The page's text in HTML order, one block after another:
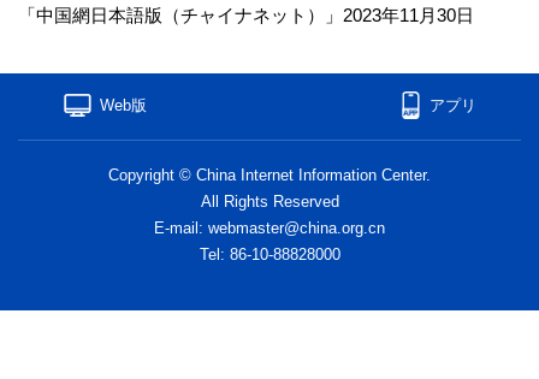
「中国網日本語版（チャイナネット）」2023年11月30日
Web版 アプリ
Copyright © China Internet Information Center.
All Rights Reserved
E-mail: webmaster@china.org.cn
Tel: 86-10-88828000